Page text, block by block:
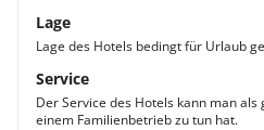
Lage
Lage des Hotels bedingt für Urlaub
Service
Der Service des Hotels kann man
einem Familienbetrieb zu tun hat.